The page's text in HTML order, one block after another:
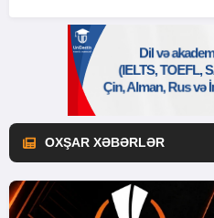
OXŞAR XƏBƏRLƏR